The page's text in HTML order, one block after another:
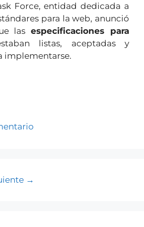
Force, entidad dedicada a
para la web, anunció
lasespecificaciones para
listas, aceptadas y
implementarse.
→